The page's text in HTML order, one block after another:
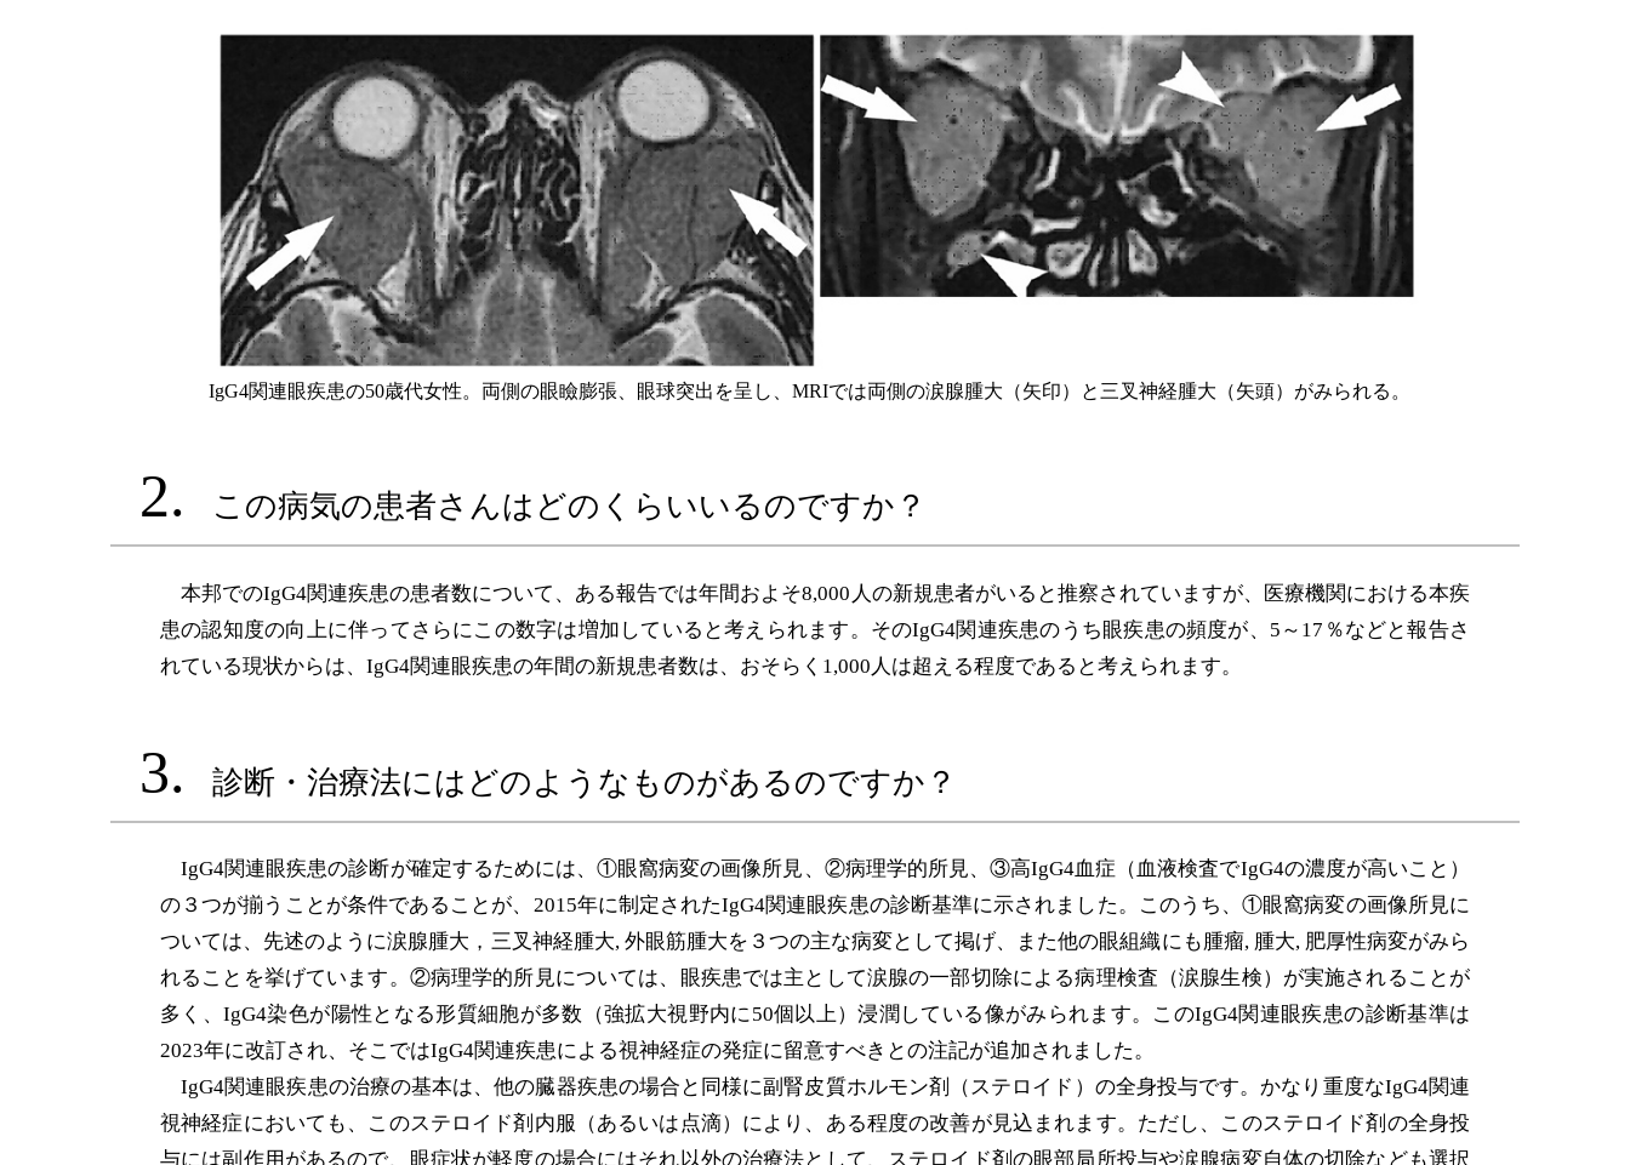
IgG4関連眼疾患の50歳代女性。両側の眼瞼膨張、眼球突出を呈し、MRIでは両側の涙腺腫大（矢印）と三叉神経腫大（矢頭）がみられる。
2. この病気の患者さんはどのくらいいるのですか？
本邦でのIgG4関連疾患の患者数について、ある報告では年間およそ8,000人の新規患者がいると推察されていますが、医療機関における本疾
患の認知度の向上に伴ってさらにこの数字は増加していると考えられます。そのIgG4関連疾患のうち眼疾患の頻度が、5～17％などと報告さ
れている現状からは、IgG4関連眼疾患の年間の新規患者数は、おそらく1,000人は超える程度であると考えられます。
3. 診断・治療法にはどのようなものがあるのですか？
IgG4関連眼疾患の診断が確定するためには、①眼窩病変の画像所見、②病理学的所見、③高IgG4血症（血液検査でIgG4の濃度が高いこと）
の３つが揃うことが条件であることが、2015年に制定されたIgG4関連眼疾患の診断基準に示されました。このうち、①眼窩病変の画像所見に
ついては、先述のように涙腺腫大，三叉神経腫大, 外眼筋腫大を３つの主な病変として掲げ、また他の眼組織にも腫瘤, 腫大, 肥厚性病変がみら
れることを挙げています。②病理学的所見については、眼疾患では主として涙腺の一部切除による病理検査（涙腺生検）が実施されることが
多く、IgG4染色が陽性となる形質細胞が多数（強拡大視野内に50個以上）浸潤している像がみられます。このIgG4関連眼疾患の診断基準は
2023年に改訂され、そこではIgG4関連疾患による視神経症の発症に留意すべきとの注記が追加されました。
IgG4関連眼疾患の治療の基本は、他の臓器疾患の場合と同様に副腎皮質ホルモン剤（ステロイド）の全身投与です。かなり重度なIgG4関連
視神経症においても、このステロイド剤内服（あるいは点滴）により、ある程度の改善が見込まれます。ただし、このステロイド剤の全身投
与には副作用があるので、眼症状が軽度の場合にはそれ以外の治療法として、ステロイド剤の眼部局所投与や涙腺病変自体の切除なども選択